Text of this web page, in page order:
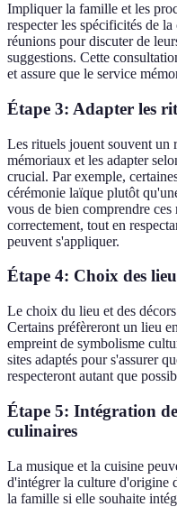
Impliquer la famille et les
respecter les spécificités de
réunions pour discuter de
suggestions. Cette
et assure que le service
Étape 3: Adapter les
Les rituels jouent souvent un
mémoriaux et les adapter
crucial. Par exemple,
cérémonie laïque plutôt
vous de bien comprendre
correctement, tout en
peuvent s'appliquer.
Étape 4: Choix des
Le choix du lieu et des
Certains préfèreront un lieu
empreint de symbolisme
sites adaptés pour s'assurer
respecteront autant que
Étape 5: Intégration
culinaires
La musique et la cuisine
d'intégrer la culture d'origine
la famille si elle souhaite